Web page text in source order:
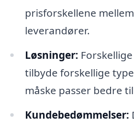
prisforskellene
leverandører.
Løsninger:
tilbyde forskellige
måske passer bedre
Kundebedømmelser: